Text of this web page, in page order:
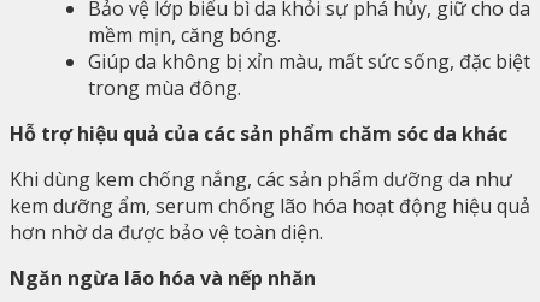
Bảo vệ lớp biểu bì da khỏi sự phá hủy, giữ cho da
mềm mịn, căng bóng.
Giúp da không bị xỉn màu, mất sức sống, đặc biệt
trong mùa đông.
Hỗ trợ hiệu quả của các sản phẩm chăm sóc da khác
Khi dùng kem chống nắng, các sản phẩm dưỡng da như
kem dưỡng ẩm, serum chống lão hóa hoạt động hiệu quả
hơn nhờ da được bảo vệ toàn diện.
Ngăn ngừa lão hóa và nếp nhăn